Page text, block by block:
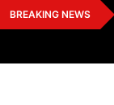
Skip
to
BREAKING NEWS
के तबादले…3 SI,